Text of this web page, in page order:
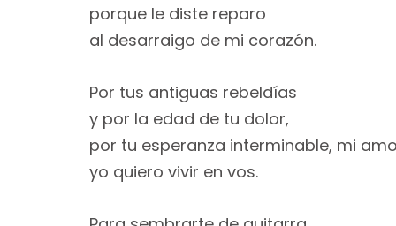
porque le diste reparo
al desarraigo de mi corazón.
Por tus antiguas rebeldías
y por la edad de tu dolor,
por tu esperanza interminable, mi
yo quiero vivir en vos.